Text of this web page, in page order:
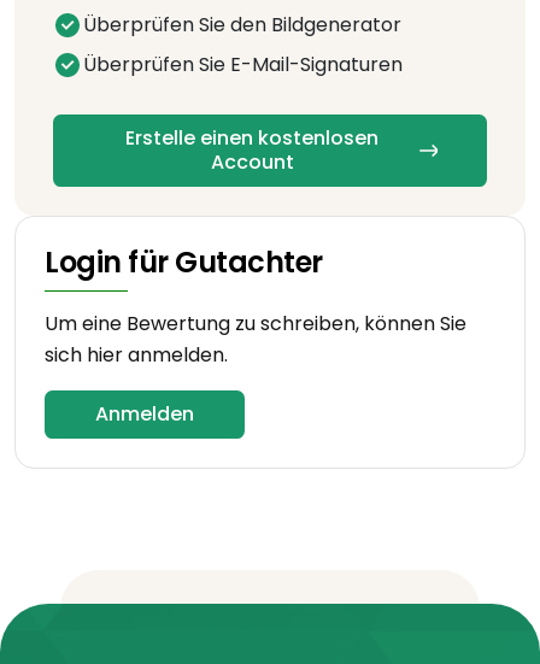
Überprüfen Sie den Bildgenerator
Überprüfen Sie E-Mail-Signaturen
Erstelle einen kostenlosen
Account
Login für Gutachter
Um eine Bewertung zu schreiben, können Sie
sich hier anmelden.
Anmelden